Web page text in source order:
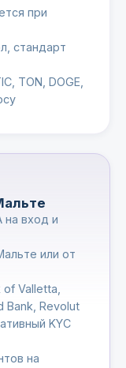
при
стандарт
TON, DOGE,
на вход и
или от
Valletta,
Bank, Revolut
KYC
на